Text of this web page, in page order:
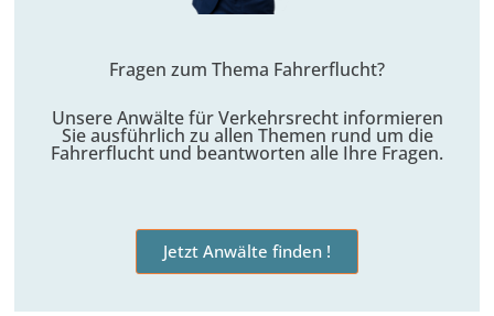
Fragen zum Thema Fahrerflucht?
Unsere Anwälte für Verkehrsrecht informieren
Sie ausführlich zu allen Themen rund um die
Fahrerflucht und beantworten alle Ihre Fragen.
Jetzt Anwälte finden !